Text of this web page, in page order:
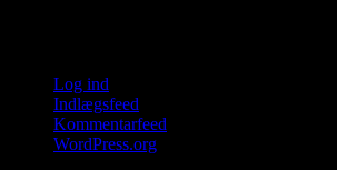
Log ind
Indlægsfeed
Kommentarfeed
WordPress.org